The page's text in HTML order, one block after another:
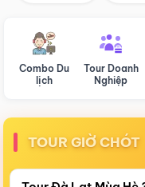
Combo Du
lịch
Tour Doanh
Nghiệp
TOUR GIỜ CHÓT
Còn20:53:25